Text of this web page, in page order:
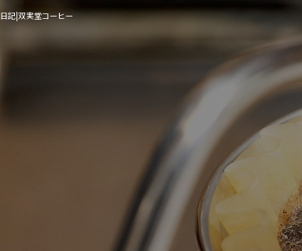
日記|双実堂コーヒー